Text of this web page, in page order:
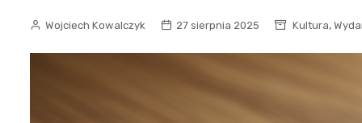
Wojciech Kowalczyk 27 sierpnia 2025 Kultura,